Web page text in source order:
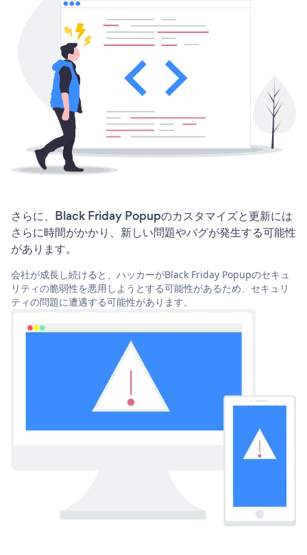
さらに、Black Friday Popupのカスタマイズと更新には
さらに時間がかかり、新しい問題やバグが発生する可能性
があります。
会社が成長し続けると、ハッカーがBlack Friday Popupのセキュ
リティの脆弱性を悪用しようとする可能性があるため、セキュリ
ティの問題に遭遇する可能性があります。